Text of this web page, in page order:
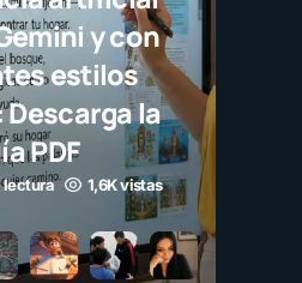
y con
estilos
la
PDF
lectura 1,6K vistas